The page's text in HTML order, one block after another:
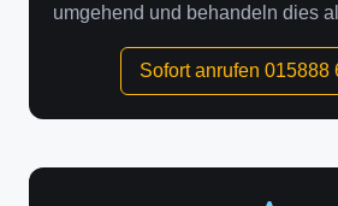
umgehend und behandeln dies
Sofort anrufen 015888